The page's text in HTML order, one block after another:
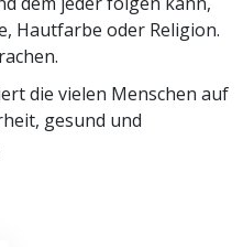
Hautfarbe oder Religion.
die vielen Menschen auf
gesund und